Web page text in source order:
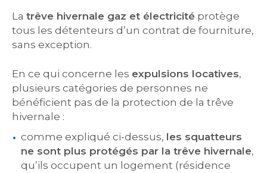
La trêve hivernale gaz et électricité protège
tous les détenteurs d’un contrat de fourniture,
sans exception.
En ce qui concerne les expulsions locatives,
plusieurs catégories de personnes ne
bénéficient pas de la protection de la trêve
hivernale :
comme expliqué ci-dessus, les squatteurs
ne sont plus protégés par la trêve hivernale,
qu’ils occupent un logement (résidence